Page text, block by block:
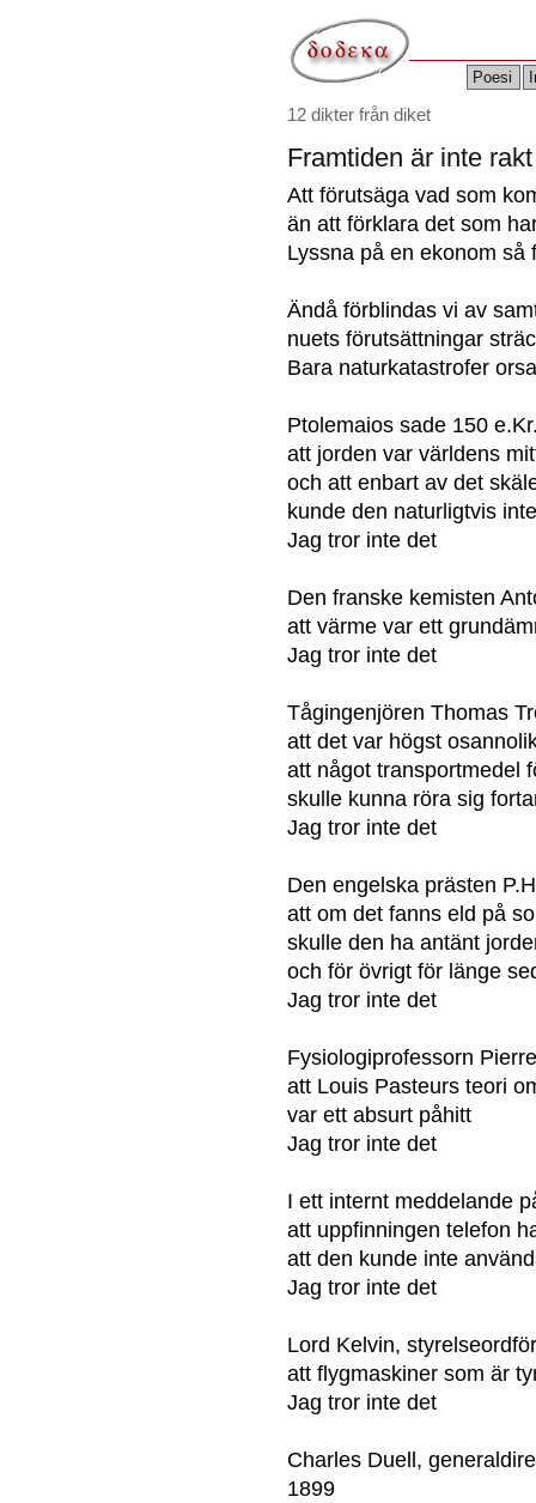
Poesi
12 dikter från diket
Framtiden är inte
Att förutsäga vad som
än att förklara det som
Lyssna på en ekonom så
Ändå förblindas vi av
nuets förutsättningar
Bara naturkatastrofer
Ptolemaios sade 150
att jorden var världens
och att enbart av det
kunde den naturligtvis
Jag tror inte det
Den franske kemisten
att värme var ett
Jag tror inte det
Tågingenjören Thomas
att det var högst
att något transportmedel
skulle kunna röra sig
Jag tror inte det
Den engelska prästen
att om det fanns eld på
skulle den ha antänt
och för övrigt för länge
Jag tror inte det
Fysiologiprofessorn
att Louis Pasteurs teori
var ett absurt påhitt
Jag tror inte det
I ett internt meddelande
att uppfinningen telefon
att den kunde inte
Jag tror inte det
Lord Kelvin,
att flygmaskiner som är
Jag tror inte det
Charles Duell,
1899